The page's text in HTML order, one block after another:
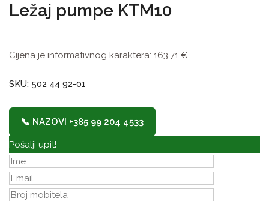
Ležaj pumpe KTM10
Cijena je informativnog karaktera: 163,71 €
SKU: 502 44 92-01
📞 NAZOVI +385 99 204 4533
Pošalji upit!